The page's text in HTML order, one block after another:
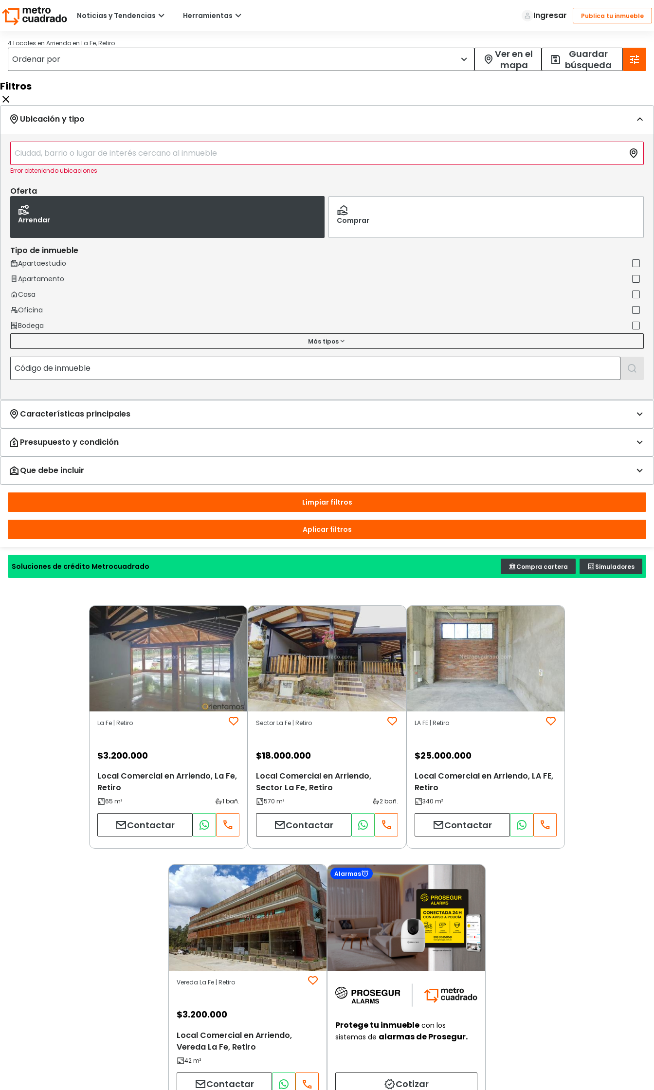
4 Locales en Arriendo en La Fe, Retiro
Ver en el
mapa
Guardar
búsqueda
Filtros
Error obteniendo ubicaciones
Oferta
Arrendar Comprar
Tipo de inmueble
Más tipos
Limpiar filtros
Aplicar filtros
Soluciones de crédito Metrocuadrado Compra cartera Simuladores
La Fe | Retiro
$3.200.000
Local Comercial en Arriendo, La Fe,
Retiro
Contactar
Sector La Fe | Retiro
$18.000.000
Local Comercial en Arriendo,
Sector La Fe, Retiro
Contactar
LA FE | Retiro
$25.000.000
Local Comercial en Arriendo, LA FE,
Retiro
Contactar
Vereda La Fe | Retiro
$3.200.000
Local Comercial en Arriendo,
Vereda La Fe, Retiro
Contactar
Alarmas
Protege tu inmueble con los
sistemas de alarmas de Prosegur.
Cotizar